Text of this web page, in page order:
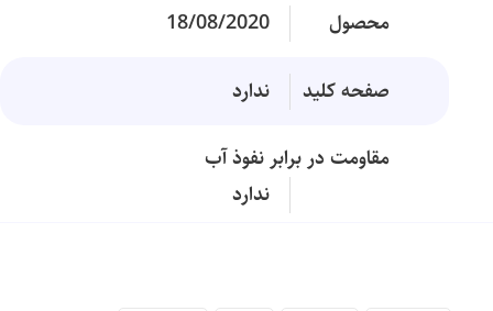
محصول
18/08/2020
صفحه کلید ندارد
مقاومت در برابر نفوذ آب
ندارد